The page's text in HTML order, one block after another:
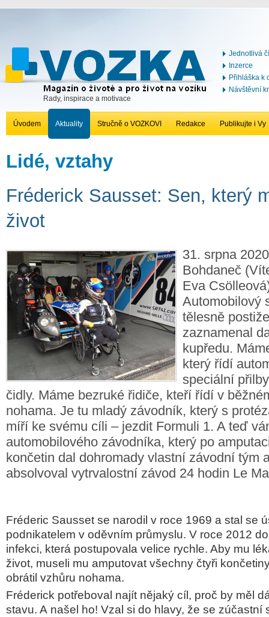
Rady, inspirace a motivace
Jednotlivá
Inzerce
Přihláška k
Návštěvní
Úvodem Aktuality Stručně o VOZKOVI Redakce Publikujte i Vy
Lidé, vztahy
Fréderick Sausset: Sen, který
život
31. srpna
Bohdaneč
Eva
Automobilový
tělesně
zaznamenal
kupředu.
který řídí
speciální
čidly. Máme bezruké řidiče, kteří řídí v
nohama. Je tu mladý závodník, který s
míří ke svému cíli – jezdit Formuli 1. A teď
automobilového závodníka, který po
končetin dal dohromady vlastní závodní tým
absolvoval vytrvalostní závod 24 hodin Le
Fréderic Sausset se narodil v roce 1969 a stal se
podnikatelem v oděvním průmyslu. V roce 2012
infekci, která postupovala velice rychle. Aby mu
život, museli mu amputovat všechny čtyři
obrátil vzhůru nohama.
Fréderick potřeboval najít nějaký cíl, proč by měl
stavu. A našel ho! Vzal si do hlavy, že se zúčastní